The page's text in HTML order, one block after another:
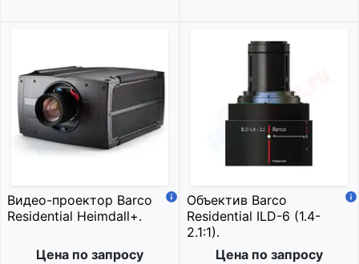
Видео-проектор Barco
Residential Heimdall+.
Цена по запросу
Объектив Barco
Residential ILD-6 (1.4-
2.1:1).
Цена по запросу